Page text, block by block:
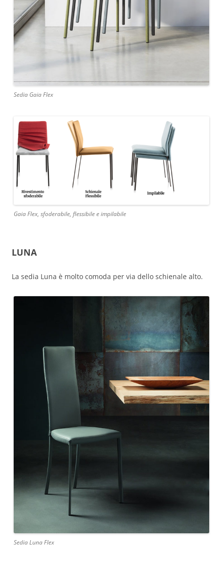
Sedia Gaia Flex
Gaia Flex, sfoderabile, flessibile e impilabile
LUNA
La sedia Luna è molto comoda per via dello schienale alto.
Sedia Luna Flex